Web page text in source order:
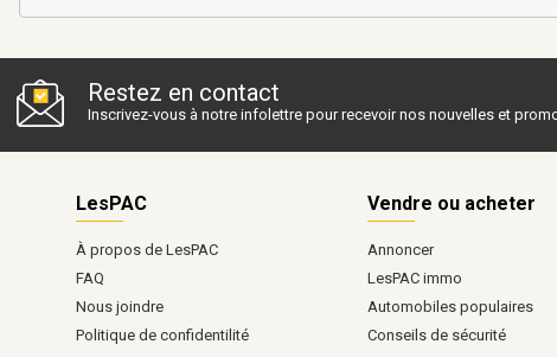
Restez en contact
Inscrivez-vous à notre infolettre pour recevoir nos nouvelles et
LesPAC
À propos de LesPAC
FAQ
Nous joindre
Politique de confidentilité
Vendre ou acheter
Annoncer
LesPAC immo
Automobiles populaires
Conseils de sécurité